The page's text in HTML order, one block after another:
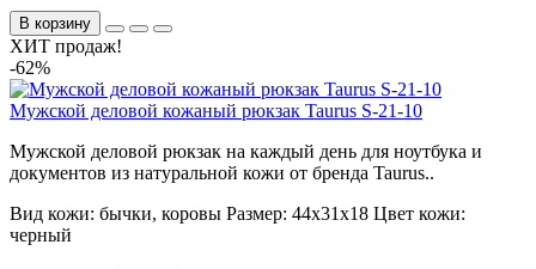
В корзину
ХИТ продаж!
-62%
Мужской деловой кожаный рюкзак Taurus S-21-10
Мужской деловой рюкзак на каждый день для ноутбука и
документов из натуральной кожи от бренда Taurus..
Вид кожи: бычки, коровы Размер: 44х31х18 Цвет кожи:
черный